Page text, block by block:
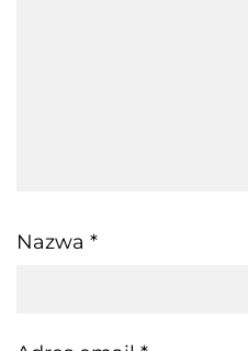
Nazwa *